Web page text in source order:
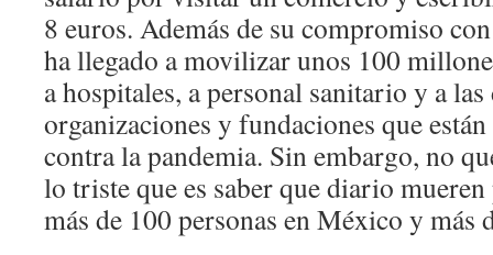
8 euros. Además de su compromiso
ha llegado a movilizar unos 100
a hospitales, a personal sanitario y a
organizaciones y fundaciones que
contra la pandemia. Sin embargo, no
lo triste que es saber que diario
más de 100 personas en México y más